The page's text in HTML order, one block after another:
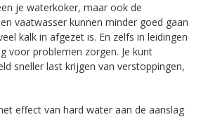
je waterkoker, maar ook de
vaatwasser kunnen minder goed gaan
kalk in afgezet is. En zelfs in leidingen
voor problemen zorgen. Je kunt
sneller last krijgen van verstoppingen,
effect van hard water aan de aanslag